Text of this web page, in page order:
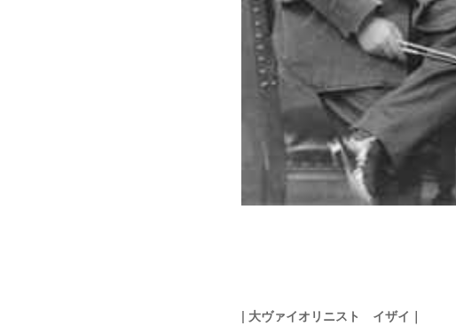
| 大ヴァイオリニスト イザイ｜